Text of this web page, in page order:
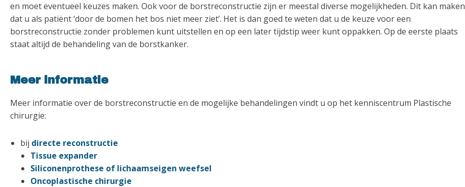
en moet eventueel keuzes maken. Ook voor de borstreconstructie zijn er meestal diverse mogelijkheden. Dit kan maken
dat u als patiënt ‘door de bomen het bos niet meer ziet’. Het is dan goed te weten dat u de keuze voor een
borstreconstructie zonder problemen kunt uitstellen en op een later tijdstip weer kunt oppakken. Op de eerste plaats
staat altijd de behandeling van de borstkanker.
Meer informatie
Meer informatie over de borstreconstructie en de mogelijke behandelingen vindt u op het kenniscentrum Plastische
chirurgie:
bij directe reconstructie
Tissue expander
Siliconenprothese of lichaamseigen weefsel
Oncoplastische chirurgie